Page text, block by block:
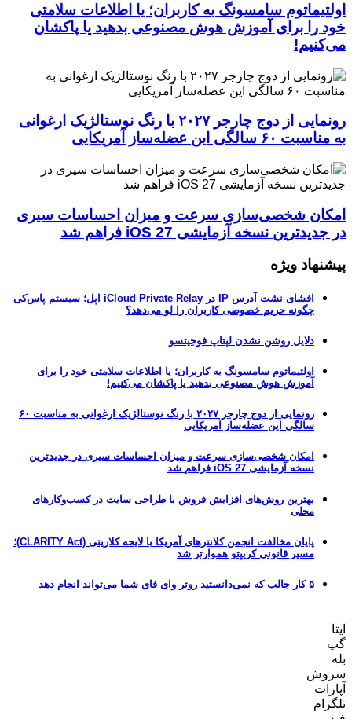
اولتیماتوم سامسونگ به کاربران؛ یا اطلاعات سلامتی
خود را برای آموزش هوش مصنوعی بدهید یا پاکشان
می‌کنیم!
رونمایی از دوج چارجر ۲۰۲۷ با رنگ نوستالژیک ارغوانی
به مناسبت ۶۰ سالگی این عضله‌ساز آمریکایی
امکان شخصی‌سازی سرعت و میزان احساسات سیری
در جدیدترین نسخه آزمایشی iOS 27 فراهم شد
پیشنهاد ویژه
افشای نشت آدرس IP در iCloud Private Relay اپل؛ سیستم پاس‌کی
چگونه حریم خصوصی کاربران را لو می‌دهد؟
دلایل روشن نشدن لپتاپ فوجیتسو
اولتیماتوم سامسونگ به کاربران؛ یا اطلاعات سلامتی خود را برای
آموزش هوش مصنوعی بدهید یا پاکشان می‌کنیم!
رونمایی از دوج چارجر ۲۰۲۷ با رنگ نوستالژیک ارغوانی به مناسبت ۶۰
سالگی این عضله‌ساز آمریکایی
امکان شخصی‌سازی سرعت و میزان احساسات سیری در جدیدترین
نسخه آزمایشی iOS 27 فراهم شد
بهترین روش‌های افزایش فروش با طراحی سایت در کسب‌وکارهای
محلی
پایان مخالفت انجمن کلانترهای آمریکا با لایحه کلاریتی (CLARITY Act)؛
مسیر قانونی کریپتو هموارتر شد
۵ کار جالب که نمی‌دانستید روتر وای فای شما می‌تواند انجام دهد
ایتا
گپ
بله
سروش
آپارات
تلگرام